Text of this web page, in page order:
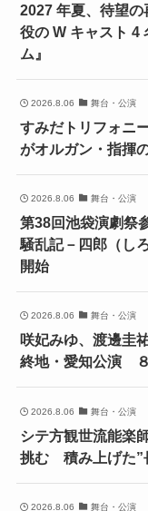
2027 年夏、待望
役の W キャスト 4
ム』
2026.8.06 舞台・公演
すみだトリフォニ
がオルガン・指揮
2026.8.06 舞台・公演
第38回池袋演劇祭
騒乱記－四郎（し
開始
2026.8.06 舞台・公演
咲妃みゆ、渡邊圭
終地・愛知公演 ８
2026.8.06 舞台・公演
シテ方観世流能楽
挑む 積み上げた”
2026.8.06 舞台・公演